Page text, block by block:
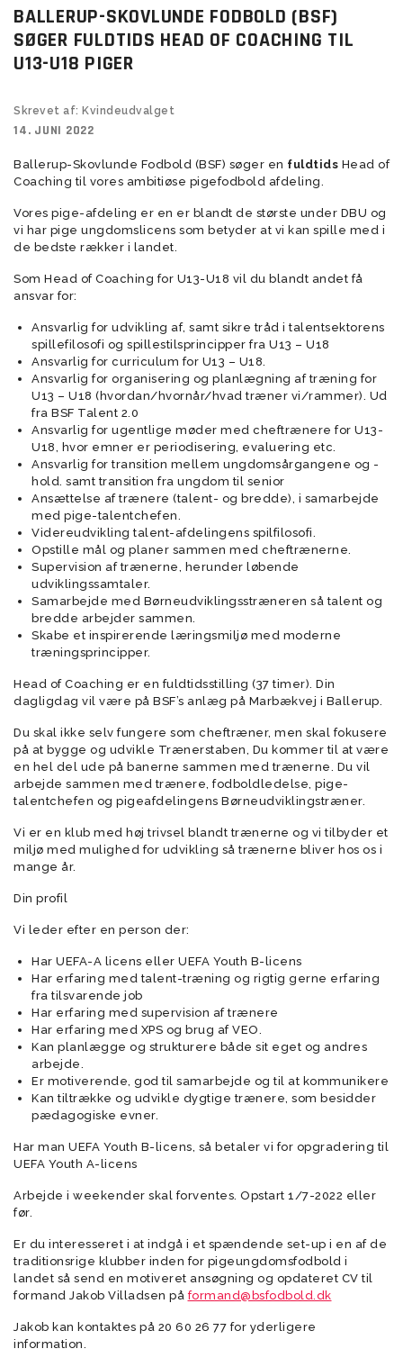
BALLERUP-SKOVLUNDE FODBOLD (BSF)
SØGER FULDTIDS HEAD OF COACHING TIL
U13-U18 PIGER
Skrevet af: Kvindeudvalget
14. JUNI 2022
Ballerup-Skovlunde Fodbold (BSF) søger en fuldtids Head of
Coaching til vores ambitiøse pigefodbold afdeling.
Vores pige-afdeling er en er blandt de største under DBU og
vi har pige ungdomslicens som betyder at vi kan spille med i
de bedste rækker i landet.
Som Head of Coaching for U13-U18 vil du blandt andet få
ansvar for:
Ansvarlig for udvikling af, samt sikre tråd i talentsektorens
spillefilosofi og spillestilsprincipper fra U13 – U18
Ansvarlig for curriculum for U13 – U18.
Ansvarlig for organisering og planlægning af træning for
U13 – U18 (hvordan/hvornår/hvad træner vi/rammer). Ud
fra BSF Talent 2.0
Ansvarlig for ugentlige møder med cheftrænere for U13-
U18, hvor emner er periodisering, evaluering etc.
Ansvarlig for transition mellem ungdomsårgangene og -
hold. samt transition fra ungdom til senior
Ansættelse af trænere (talent- og bredde), i samarbejde
med pige-talentchefen.
Videreudvikling talent-afdelingens spilfilosofi.
Opstille mål og planer sammen med cheftrænerne.
Supervision af trænerne, herunder løbende
udviklingssamtaler.
Samarbejde med Børneudviklingsstræneren så talent og
bredde arbejder sammen.
Skabe et inspirerende læringsmiljø med moderne
træningsprincipper.
Head of Coaching er en fuldtidsstilling (37 timer). Din
dagligdag vil være på BSF’s anlæg på Marbækvej i Ballerup.
Du skal ikke selv fungere som cheftræner, men skal fokusere
på at bygge og udvikle Trænerstaben, Du kommer til at være
en hel del ude på banerne sammen med trænerne. Du vil
arbejde sammen med trænere, fodboldledelse, pige-
talentchefen og pigeafdelingens Børneudviklingstræner.
Vi er en klub med høj trivsel blandt trænerne og vi tilbyder et
miljø med mulighed for udvikling så trænerne bliver hos os i
mange år.
Din profil
Vi leder efter en person der:
Har UEFA-A licens eller UEFA Youth B-licens
Har erfaring med talent-træning og rigtig gerne erfaring
fra tilsvarende job
Har erfaring med supervision af trænere
Har erfaring med XPS og brug af VEO.
Kan planlægge og strukturere både sit eget og andres
arbejde.
Er motiverende, god til samarbejde og til at kommunikere
Kan tiltrække og udvikle dygtige trænere, som besidder
pædagogiske evner.
Har man UEFA Youth B-licens, så betaler vi for opgradering til
UEFA Youth A-licens
Arbejde i weekender skal forventes. Opstart 1/7-2022 eller
før.
Er du interesseret i at indgå i et spændende set-up i en af de
traditionsrige klubber inden for pigeungdomsfodbold i
landet så send en motiveret ansøgning og opdateret CV til
formand Jakob Villadsen på formand@bsfodbold.dk
Jakob kan kontaktes på 20 60 26 77 for yderligere
information.